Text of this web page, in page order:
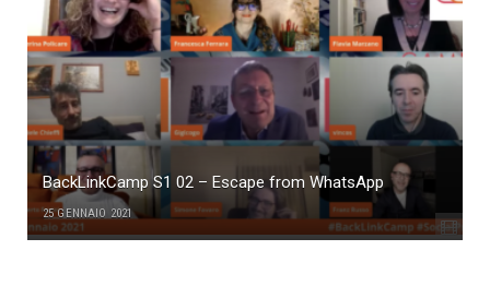
BackLinkCamp S1 02 – Escape from WhatsApp
25 GENNAIO 2021